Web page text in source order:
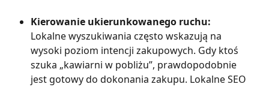
Kierowanie ukierunkowanego ruchu:
Lokalne wyszukiwania często wskazują na
wysoki poziom intencji zakupowych. Gdy ktoś
szuka „kawiarni w pobliżu”, prawdopodobnie
jest gotowy do dokonania zakupu. Lokalne SEO